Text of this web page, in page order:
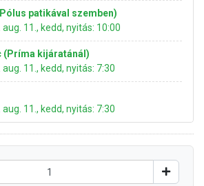
patikával szemben)
11., kedd, nyitás: 10:00
(Príma kijáratánál)
11., kedd, nyitás: 7:30
11., kedd, nyitás: 7:30